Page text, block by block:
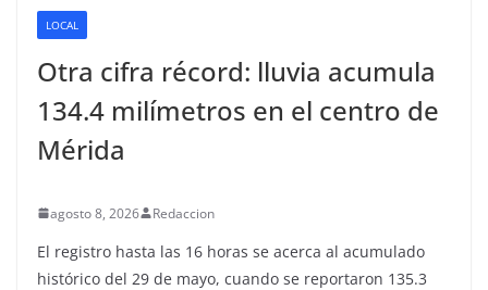
LOCAL
Otra cifra récord: lluvia acumula
134.4 milímetros en el centro de
Mérida
agosto 8, 2026 Redaccion
El registro hasta las 16 horas se acerca al acumulado
histórico del 29 de mayo, cuando se reportaron 135.3